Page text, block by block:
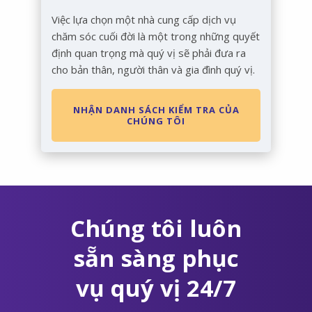
Việc lựa chọn một nhà cung cấp dịch vụ
chăm sóc cuối đời là một trong những quyết
định quan trọng mà quý vị sẽ phải đưa ra
cho bản thân, người thân và gia đình quý vị.
NHẬN DANH SÁCH KIỂM TRA CỦA
CHÚNG TÔI
Chúng tôi luôn
sẵn sàng phục
vụ quý vị 24/7